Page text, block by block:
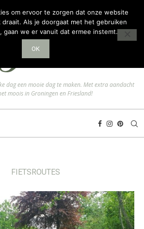
dag een mooie dag te maken. Met extra aandacht
moois in Groningen en Friesland!
FIETSROUTES
om ervoor te zorgen dat onze website
draait. Als je doorgaat met het gebruiken
gaan we er vanuit dat ermee instemt.
OK